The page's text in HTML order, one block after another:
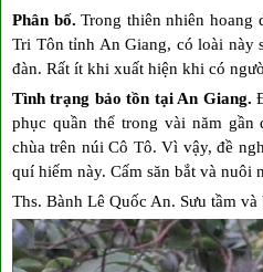
Phân bố. Trong thiên nhiên hoang
Tri Tôn tỉnh An Giang, có loài này
đàn. Rất ít khi xuất hiện khi có
Tình trạng bảo tồn tại An Giang.
phục quần thể trong vài năm gần
chùa trên núi Cô Tô. Vì vậy, đề
quí hiếm này. Cấm săn bắt và nuôi
Ths. Bành Lê Quốc An. Sưu tầm và